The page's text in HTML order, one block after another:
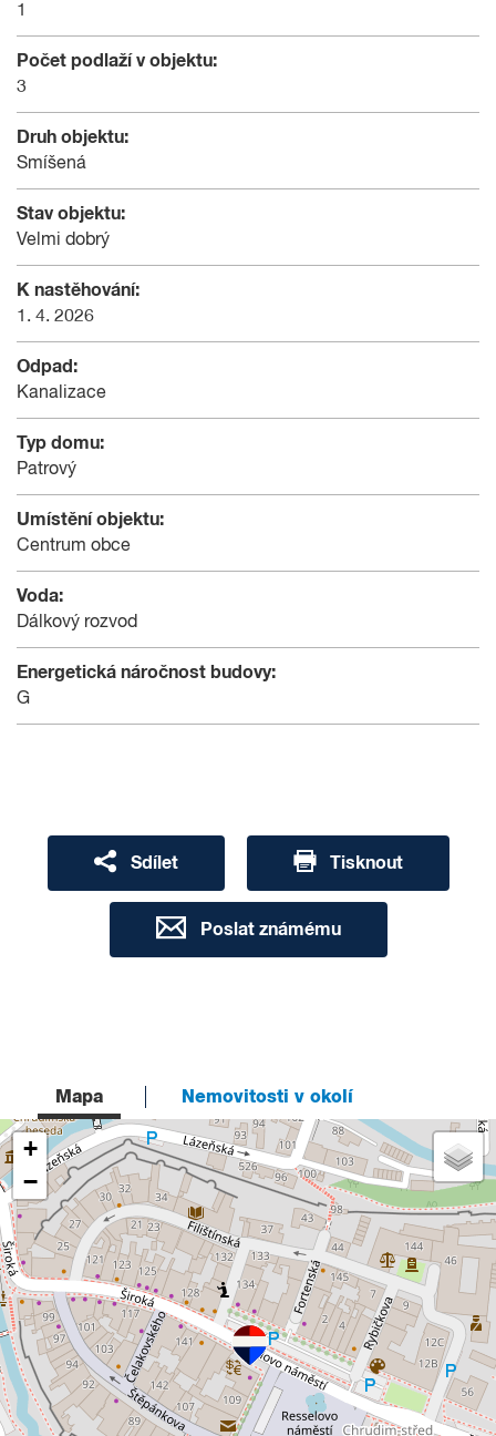
1
Počet podlaží v objektu:
3
Druh objektu:
Smíšená
Stav objektu:
Velmi dobrý
K nastěhování:
1. 4. 2026
Odpad:
Kanalizace
Typ domu:
Patrový
Umístění objektu:
Centrum obce
Voda:
Dálkový rozvod
Energetická náročnost budovy:
G
Sdílet Tisknout
Poslat známému
Mapa Nemovitosti v okolí
+
−